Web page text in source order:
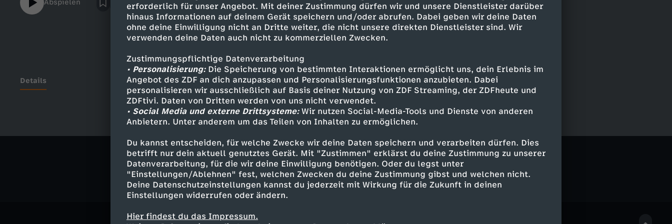
erforderlich für unser Angebot. Mit deiner Zustimmung dürfen wir und unsere Dienstleister darüber
hinaus Informationen auf deinem Gerät speichern und/oder abrufen. Dabei geben wir deine Daten
ohne deine Einwilligung nicht an Dritte weiter, die nicht unsere direkten Dienstleister sind. Wir
verwenden deine Daten auch nicht zu kommerziellen Zwecken.
Zustimmungspflichtige Datenverarbeitung
• Personalisierung:Die Speicherung von bestimmten Interaktionen ermöglicht uns, dein Erlebnis im
Angebot des ZDF an dich anzupassen und Personalisierungsfunktionen anzubieten. Dabei
personalisieren wir ausschließlich auf Basis deiner Nutzung von ZDF Streaming, der ZDFheute und
ZDFtivi. Daten von Dritten werden von uns nicht verwendet.
• Social Media und externe Drittsysteme:Wir nutzen Social-Media-Tools und Dienste von anderen
Anbietern. Unter anderem um das Teilen von Inhalten zu ermöglichen.
Du kannst entscheiden, für welche Zwecke wir deine Daten speichern und verarbeiten dürfen. Dies
betrifft nur dein aktuell genutztes Gerät. Mit "Zustimmen" erklärst du deine Zustimmung zu unserer
Datenverarbeitung, für die wir deine Einwilligung benötigen. Oder du legst unter
"Einstellungen/Ablehnen" fest, welchen Zwecken du deine Zustimmung gibst und welchen nicht.
Deine Datenschutzeinstellungen kannst du jederzeit mit Wirkung für die Zukunft in deinen
Einstellungen widerrufen oder ändern.
Hier findest du das Impressum.
Abspielen
Details
Ähnliche Inhalte entdecken
Gesellschaft Reportage hintergründig Untertitel reporter